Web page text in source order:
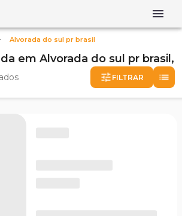
Alvorada do sul pr brasil
em Alvorada do sul pr brasil,
FILTRAR